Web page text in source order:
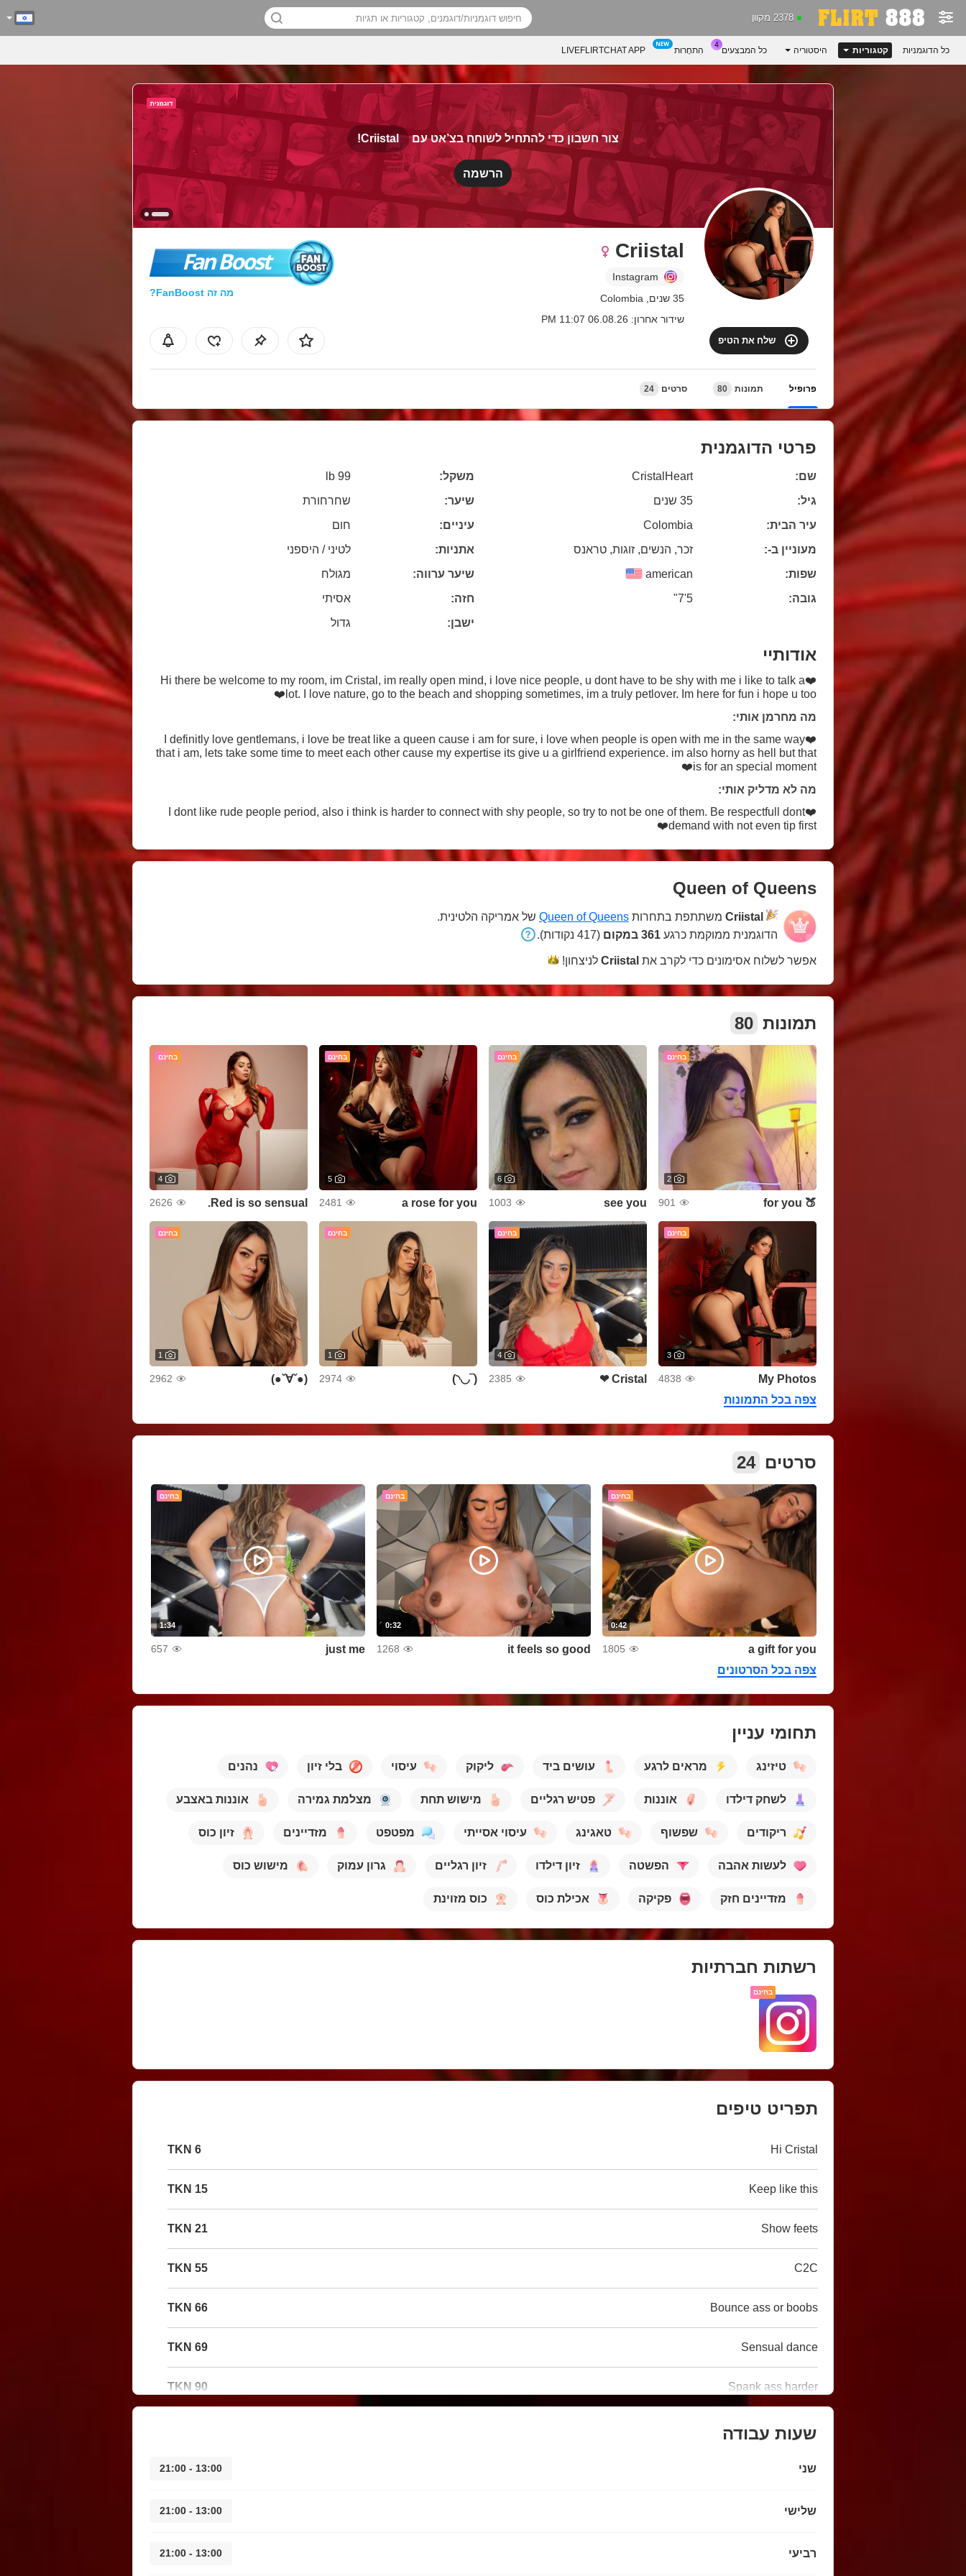
2378 מקוון
כל הדוגמניות קטגוריות היסטוריה כל המבצעים הִתחָרוּת LIVEFLIRTCHAT APP
צור חשבון כדי להתחיל לשוחח בצ’אט עם Criistal!
הרשמה
Criistal
Instagram
35 שנים, Colombia
שידור אחרון: 06.08.26 11:07 PM
Fan Boost
מה זה FanBoost?
שלח את הטיפ
פרופיל תמונות 80 סרטים 24
פרטי הדוגמנית
שם:
CristalHeart
גיל:
35 שנים
עיר הבית:
Colombia
מעוניין ב-:
זכר, הנשים, זוגות, טראנס
שפות:
american
גובה: 5'7"
משקל:
99 lb
שיער:
שחרחורת
עיניים:
חום
אתניות:
לטיני / היספני
שיער ערווה:
מגולח
חזה:
אסיתי
ישבן:
גדול
אודותיי
❤️Hi there be welcome to my room, im Cristal, im really open mind, i love nice people, u dont have to be shy with me i like to talk a
lot. I love nature, go to the beach and shopping sometimes, im a truly petlover. Im here for fun i hope u too❤️
מה מחרמן אותי:
❤️I definitly love gentlemans, i love be treat like a queen cause i am for sure, i love when people is open with me in the same way
that i am, lets take some time to meet each other cause my expertise its give u a girlfriend experience. im also horny as hell but that
is for an special moment❤️
מה לא מדליק אותי:
❤️I dont like rude people period, also i think is harder to connect with shy people, so try to not be one of them. Be respectfull dont
demand with not even tip first❤️
Queen of Queens
Criistal משתתפת בתחרות Queen of Queens של אמריקה הלטינית.
הדוגמנית ממוקמת כרגע 361 במקום (417 נקודות).
אפשר לשלוח אסימונים כדי לקרב את Criistal לניצחון!
תמונות 80
בחינם
2
🍑 for you
901
בחינם
6
see you
1003
בחינם
5
a rose for you
2481
בחינם
4
Red is so sensual.
2626
בחינם
3
My Photos
4838
בחינם
4
Cristal ❤
2385
בחינם
1
(‾◡◝)
2974
בחינם
1
(●ˇ∀ˇ●)
2962
צפה בכל התמונות
סרטים 24
בחינם
0:42
a gift for you
1805
בחינם
0:32
it feels so good
1268
בחינם
1:34
just me
657
צפה בכל הסרטונים
תחומי עניין
טיזינג מראים לרגע עושים ביד ליקוק עיסוי בלי זיון נהנים
לשחק דילדו אוננות פטיש רגליים מישוש תחת מצלמת גמירה אוננות באצבע
ריקודים שפשוף טאגינג עיסוי אסייתי מפטפט מזדיינים זיון כוס
לעשות אהבה הפשטה זיון דילדו זיון רגליים גרון עמוק מישוש כוס
מזדיינים חזק פקיקה אכילת כוס כוס מזוינת
רשתות חברתיות
בחינם
תפריט טיפים
Hi Cristal
6 TKN
Keep like this
15 TKN
Show feets
21 TKN
C2C
55 TKN
Bounce ass or boobs
66 TKN
Sensual dance
69 TKN
Spank ass harder
90 TKN
שעות עבודה
שני 13:00 - 21:00
שלישי 13:00 - 21:00
רביעי 13:00 - 21:00